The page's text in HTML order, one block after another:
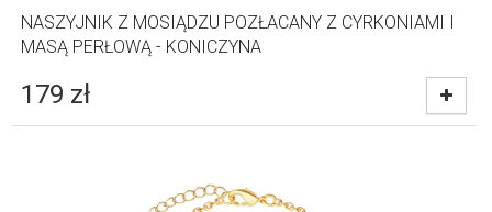
NASZYJNIK Z MOSIĄDZU POZŁACANY Z CYRKONIAMI I
MASĄ PERŁOWĄ - KONICZYNA
179 zł